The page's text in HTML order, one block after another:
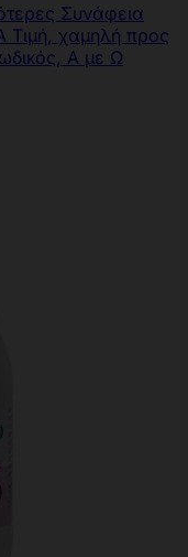
Συνάφεια
Τιμή, χαμηλή προς
Α με Ω